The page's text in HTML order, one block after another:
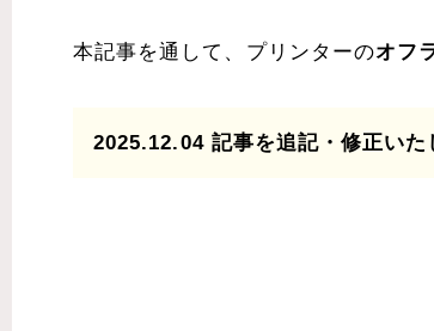
本記事を通して、プリンターのオフ
2025.12.04 記事を追記・修正いた